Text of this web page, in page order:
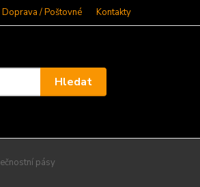
Doprava / Poštovné Kontakty
Hledat
pásy